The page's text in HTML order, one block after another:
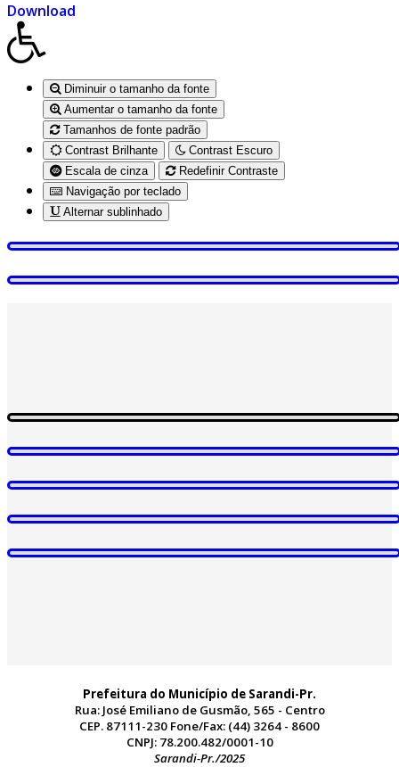
Download
Diminuir o tamanho da fonte
Aumentar o tamanho da fonte
Tamanhos de fonte padrão
Contrast Brilhante
Contrast Escuro
Escala de cinza
Redefinir Contraste
Navigação por teclado
Alternar sublinhado
Prefeitura do Município de Sarandi-Pr.
Rua: José Emiliano de Gusmão, 565 - Centro
CEP. 87111-230 Fone/Fax: (44) 3264 - 8600
CNPJ: 78.200.482/0001-10
Sarandi-Pr./2025